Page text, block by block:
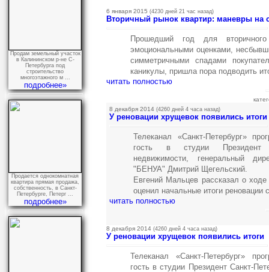
Продам земельный участок
в Калининском р-не С-
Петербурга под
строительство
многоэтажного м ...
подробнее»
Продается однокомнатная
квартира прямая продажа,
собственность, в Санкт-
Петербурге, Петерг ...
подробнее»
6 января 2015 (4230 дней 21 час назад)
Вторичный рынок квартир: маневры на
Прошедший год для
эмоциональными оценками,
симметричными спадами
каникулы, пришла пора подводить
читать полностью
8 декабря 2014 (4260 дней 4 часа назад)
У реновации хрущевок появились итоги
Телеканал «Санкт-Петербург»
гость в студии Президент
недвижимости, генеральный
"БЕНУА" Дмитрий Щегельский.
Евгений Мальцев рассказал о
оценил начальные итоги реновации
читать полностью
8 декабря 2014 (4260 дней 4 часа назад)
У реновации хрущевок появились итоги
Телеканал «Санкт-Петербург»
гость в студии Президент Санкт-